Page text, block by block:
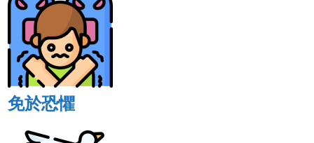
免於恐懼